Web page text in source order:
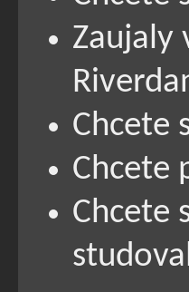
Zaujaly
Chcete
Chcete
Chcete